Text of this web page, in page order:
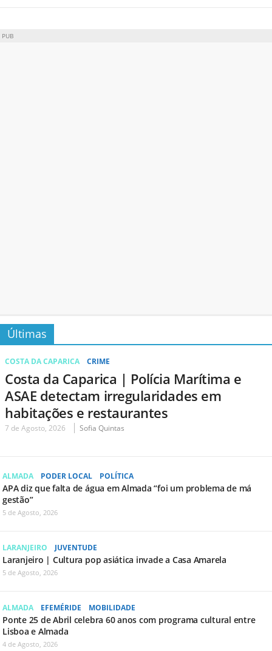
PUB
Últimas
COSTA DA CAPARICA CRIME
Costa da Caparica | Polícia Marítima e
ASAE detectam irregularidades em
habitações e restaurantes
7 de Agosto, 2026 Sofia Quintas
ALMADA PODER LOCAL POLÍTICA
APA diz que falta de água em Almada “foi um problema de má
gestão”
5 de Agosto, 2026
LARANJEIRO JUVENTUDE
Laranjeiro | Cultura pop asiática invade a Casa Amarela
5 de Agosto, 2026
ALMADA EFEMÉRIDE MOBILIDADE
Ponte 25 de Abril celebra 60 anos com programa cultural entre
Lisboa e Almada
4 de Agosto, 2026